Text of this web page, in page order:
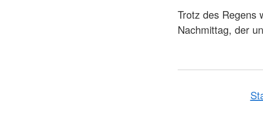
Trotz des Regens
Nachmittag, der